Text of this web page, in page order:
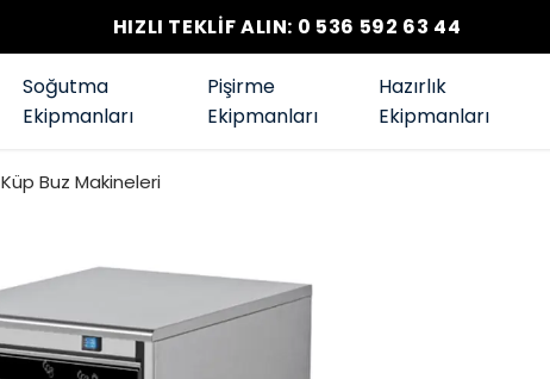
HIZLI TEKLİF ALIN: 0 536 592 63 44
Soğutma
Ekipmanları
Pişirme
Ekipmanları
Hazırlık
Ekipmanları
Küp Buz Makineleri